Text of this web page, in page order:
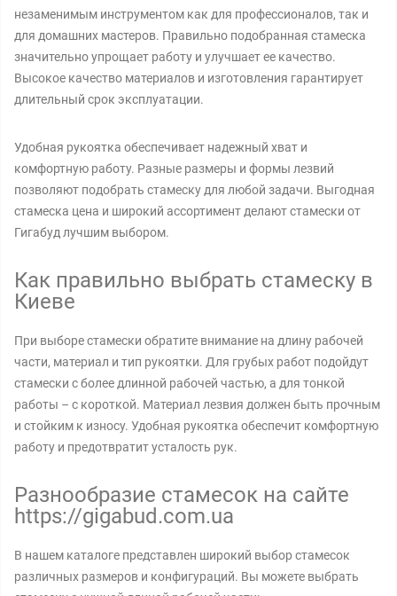
незаменимым инструментом как для профессионалов, так и
для домашних мастеров. Правильно подобранная стамеска
значительно упрощает работу и улучшает ее качество.
Высокое качество материалов и изготовления гарантирует
длительный срок эксплуатации.
Удобная рукоятка обеспечивает надежный хват и
комфортную работу. Разные размеры и формы лезвий
позволяют подобрать стамеску для любой задачи. Выгодная
стамеска цена и широкий ассортимент делают стамески от
Гигабуд лучшим выбором.
Как правильно выбрать стамеску в
Киеве
При выборе стамески обратите внимание на длину рабочей
части, материал и тип рукоятки. Для грубых работ подойдут
стамески с более длинной рабочей частью, а для тонкой
работы – с короткой. Материал лезвия должен быть прочным
и стойким к износу. Удобная рукоятка обеспечит комфортную
работу и предотвратит усталость рук.
Разнообразие стамесок на сайте
https://gigabud.com.ua
В нашем каталоге представлен широкий выбор стамесок
различных размеров и конфигураций. Вы можете выбрать